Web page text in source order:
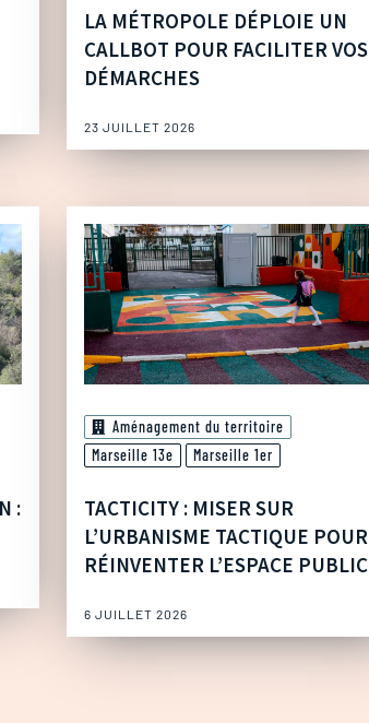
LA MÉTROPOLE DÉPLOIE UN
CALLBOT POUR FACILITER VOS
DÉMARCHES
23 JUILLET 2026
:
Aménagement du territoire
Marseille 13e
Marseille 1er
TACTICITY : MISER SUR
L’URBANISME TACTIQUE POUR
RÉINVENTER L’ESPACE PUBLIC
6 JUILLET 2026